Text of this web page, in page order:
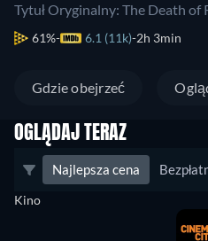
Tytuł Oryginalny: The Death of
61% 6.1 (11k) 2h 3min
Gdzie obejrzeć
OGLĄDAJ TERAZ
Najlepsza cena
Kino